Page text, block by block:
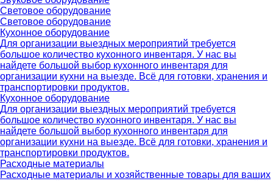
Световое оборудование
Световое оборудование
Кухонное оборудование
Для организации выездных мероприятий требуется
большое количество кухонного инвентаря. У нас вы
найдете большой выбор кухонного инвентаря для
организации кухни на выезде. Всё для готовки, хранения и
транспортировки продуктов.
Кухонное оборудование
Для организации выездных мероприятий требуется
большое количество кухонного инвентаря. У нас вы
найдете большой выбор кухонного инвентаря для
организации кухни на выезде. Всё для готовки, хранения и
транспортировки продуктов.
Расходные материалы
Расходные материалы и хозяйственные товары для ваших